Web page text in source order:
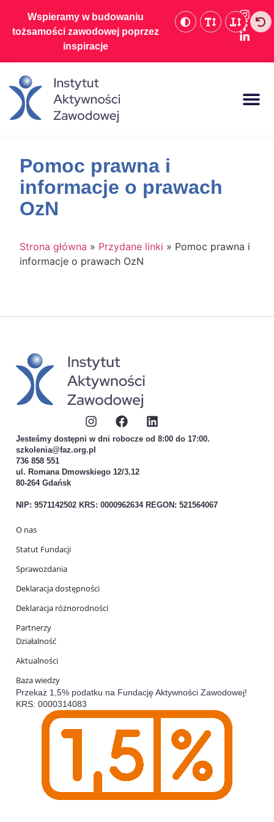
Wspieramy w budowaniu
tożsamości zawodowej poprzez
inspiracje
Pomoc prawna i
informacje o prawach
OzN
Strona główna » Przydane linki » Pomoc prawna i
informacje o prawach OzN
Jesteśmy dostępni w dni robocze od 8:00 do 17:00.
szkolenia@faz.org.pl
736 858 551
ul. Romana Dmowskiego 12/3.12
80-264 Gdańsk
NIP: 9571142502 KRS: 0000962634 REGON: 521564067
O nas
Statut Fundacji
Sprawozdania
Deklaracja dostępności
Deklaracja różnorodności
Partnerzy
Działalność
Aktualności
Baza wiedzy
Przekaż 1,5% podatku na Fundację Aktywności Zawodowej!
KRS: 0000314083